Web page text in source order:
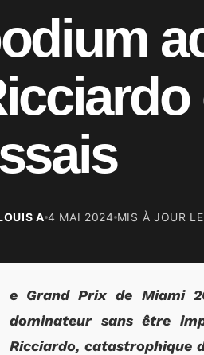
A 4 MAI 2024 MIS À JOUR LE
e Grand Prix de Miami
dominateur sans être
Ricciardo, catastrophique